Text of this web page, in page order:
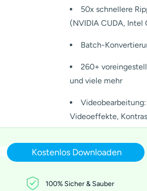
50x schnellere
(NVIDIA CUDA, Intel
Batch-
260+
und viele mehr
Videoeffekte,
Kostenlos Downloaden
100% Sicher & Sauber